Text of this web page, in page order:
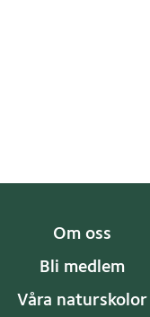
Om oss
Bli medlem
Våra naturskolor